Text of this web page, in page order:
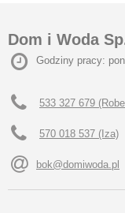
Dom i Woda
Godziny pracy:
533 327 679
570 018 537 (Iza)
bok@domiwoda.pl